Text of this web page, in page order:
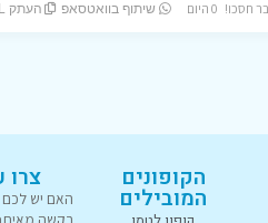
שיתוף בוואטסאפ העתק URL
הקופונים
המובילים
צרו
האם יש